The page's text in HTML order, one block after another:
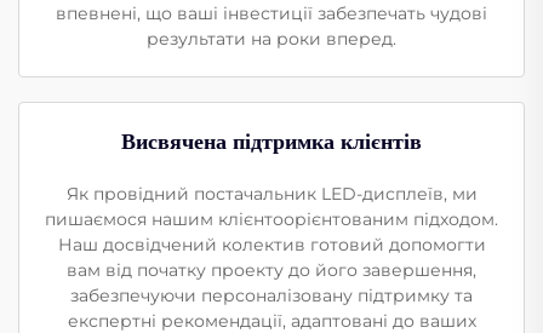
впевнені, що ваші інвестиції забезпечать чудові
результати на роки вперед.
Висвячена підтримка клієнтів
Як провідний постачальник LED-дисплеїв, ми
пишаємося нашим клієнтоорієнтованим підходом.
Наш досвідчений колектив готовий допомогти
вам від початку проекту до його завершення,
забезпечуючи персоналізовану підтримку та
експертні рекомендації, адаптовані до ваших